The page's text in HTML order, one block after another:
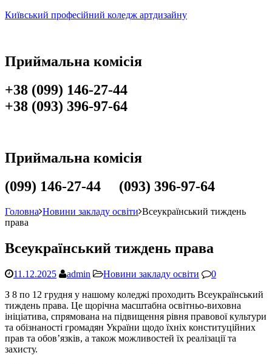
Київський професійний коледж артдизайну
Приймальна комісія
+38 (099) 146-27-44
+38 (093) 396-97-64
Приймальна комісія
(099) 146-27-44 (093) 396-97-64
Головна Новини закладу освіти Всеукраїнський тиждень
права
Всеукраїнський тиждень права
11.12.2025 admin Новини закладу освіти
0
З 8 по 12 грудня у нашому коледжі проходить Всеукраїнський
тиждень права. Це щорічна масштабна освітньо-виховна
ініціатива, спрямована на підвищення рівня правової культури
та обізнаності громадян України щодо їхніх конституційних
прав та обов’язків, а також можливостей їх реалізації та
захисту.